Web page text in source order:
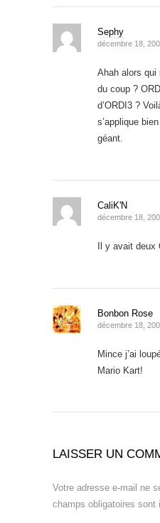
Sephy
décembre 18,
Ahah alors qui
du coup ?
d’ORDI3 ?
s’applique
géant.
CaliK'N
décembre 18,
Il y avait deux
Bonbon Rose
décembre 18,
Mince j’ai
Mario Kart!
LAISSER UN
Votre adresse e-mail ne
champs obligatoires sont